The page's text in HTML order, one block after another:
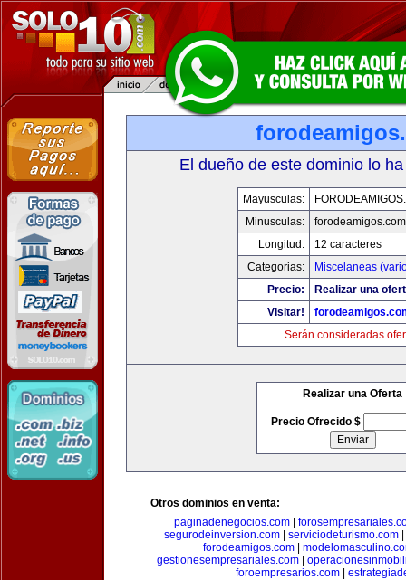
El dueño de este dominio lo
Mayusculas:
Minusculas:
forodeamigos.com
Longitud:
12 caracteres
Categorias:
Miscelaneas
Precio:
Realizar una
Visitar!
Serán consideradas
Realizar una Oferta
Precio Ofrecido $
Otros dominios en venta:
paginadenegocios.com
segurodeinversion.com| serviciodeturismo.com|
forodeamigos.com
gestionesempresariales.com
foroempresarios.com